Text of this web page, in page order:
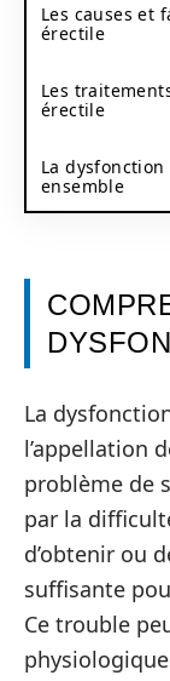
Les causes et
érectile
Les
érectile
La
ensemble
La
l’appellation
problème de
par la
d’obtenir ou
suffisante
Ce trouble